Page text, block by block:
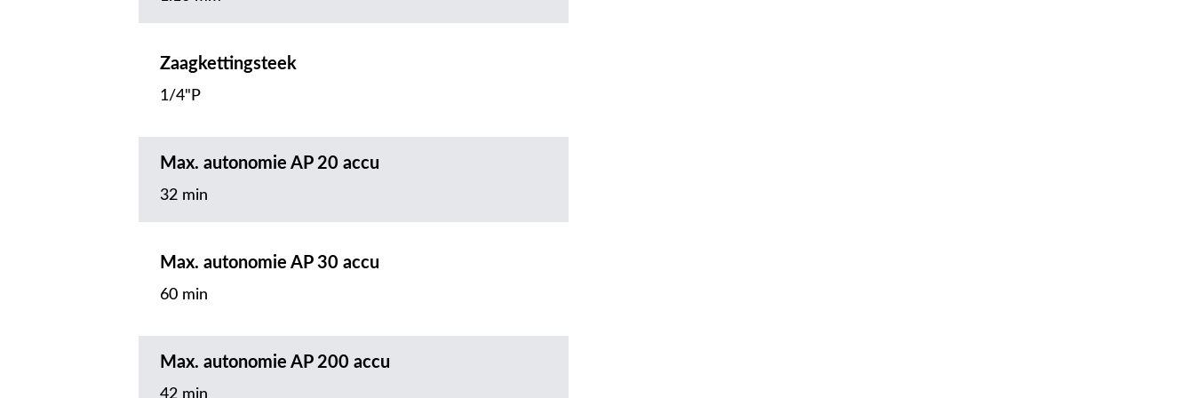
Zaagkettingsteek
1/4"P
Max. autonomie AP 20 accu
32 min
Max. autonomie AP 30 accu
60 min
Max. autonomie AP 200 accu
42 min